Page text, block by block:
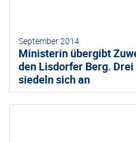
September 2014
Ministerin übergibt
den Lisdorfer Berg.
siedeln sich an